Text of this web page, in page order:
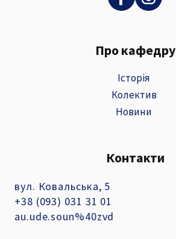
Про кафедру
Історія
Колектив
Новини
Контакти
вул. Ковальська, 5
+38 (093) 031 31 01
au.ude.soun%40zvd